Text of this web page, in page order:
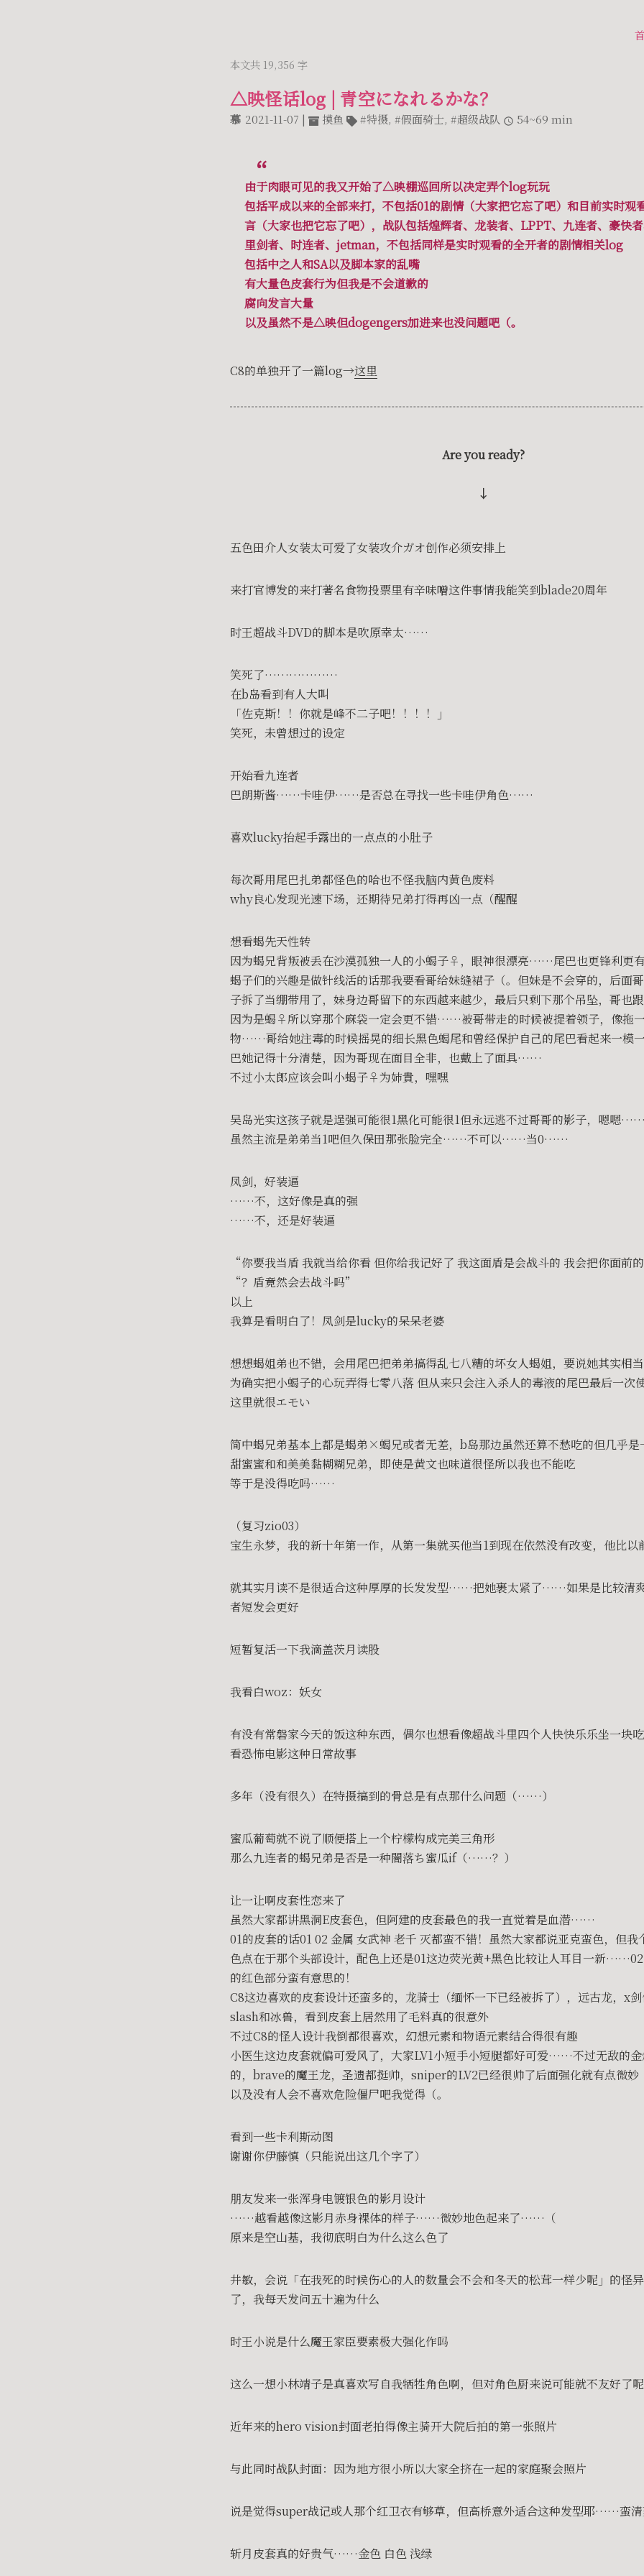
本文共 19,356 字
△映怪话log | 青空になれるかな？
慕 2021-11-07 摸鱼 特摄, 假面骑士, 超级战队 54~69 min
由于肉眼可见的我又开始了△映棚巡回所以决定弄个log玩玩
包括平成以来的全部来打，不包括01的剧情（大家把它忘了吧）和目前实时观
言（大家也把它忘了吧），战队包括煌辉者、龙装者、LPPT、九连者、豪快
里剑者、时连者、jetman，不包括同样是实时观看的全开者的剧情相关log
包括中之人和SA以及脚本家的乱嘴
有大量色皮套行为但我是不会道歉的
腐向发言大量
以及虽然不是△映但dogengers加进来也没问题吧（。
C8的单独开了一篇log→这里
Are you ready?
↓
五色田介人女装太可爱了女装攻介ガオ创作必须安排上
来打官博发的来打著名食物投票里有辛味噌这件事情我能笑到blade20周年
时王超战斗DVD的脚本是吹原幸太……
笑死了………………
在b岛看到有人大叫
「佐克斯！！你就是峰不二子吧！！！！」
笑死，未曾想过的设定
开始看九连者
巴朗斯酱……卡哇伊……是否总在寻找一些卡哇伊角色……
喜欢lucky抬起手露出的一点点的小肚子
每次哥用尾巴扎弟都怪色的哈也不怪我脑内黄色废料
why良心发现光速下场，还期待兄弟打得再凶一点（醒醒
想看蝎先天性转
因为蝎兄背叛被丢在沙漠孤独一人的小蝎子♀，眼神很漂亮……尾巴也更锋利更
蝎子们的兴趣是做针线活的话那我要看哥给妹缝裙子（。但妹是不会穿的，后面
子拆了当绷带用了，妹身边哥留下的东西越来越少，最后只剩下那个吊坠，哥也
因为是蝎♀所以穿那个麻袋一定会更不错……被哥带走的时候被提着领子，像拖
物……哥给她注毒的时候摇晃的细长黑色蝎尾和曾经保护自己的尾巴看起来一模
巴她记得十分清楚，因为哥现在面目全非，也戴上了面具……
不过小太郎应该会叫小蝎子♀为姉貴，嘿嘿
吴岛光实这孩子就是逞强可能很1黑化可能很1但永远逃不过哥哥的影子，嗯嗯
虽然主流是弟弟当1吧但久保田那张脸完全……不可以……当0……
凤剑，好装逼
……不，这好像是真的强
……不，还是好装逼
“你要我当盾 我就当给你看 但你给我记好了 我这面盾是会战斗的 我会把你面前
“？盾竟然会去战斗吗”
以上
我算是看明白了！凤剑是lucky的呆呆老婆
想想蝎姐弟也不错，会用尾巴把弟弟搞得乱七八糟的坏女人蝎姐，要说她其实相
为确实把小蝎子的心玩弄得七零八落 但从来只会注入杀人的毒液的尾巴最后一次
这里就很エモい
简中蝎兄弟基本上都是蝎弟×蝎兄或者无差，b岛那边虽然还算不愁吃的但几乎是
甜蜜蜜和和美美黏糊糊兄弟，即使是黄文也味道很怪所以我也不能吃
等于是没得吃吗……
（复习zio03）
宝生永梦，我的新十年第一作，从第一集就买他当1到现在依然没有改变，他比以
就其实月读不是很适合这种厚厚的长发发型……把她裹太紧了……如果是比较清
者短发会更好
短暂复活一下我滴盖茨月读股
我看白woz：妖女
有没有常磐家今天的饭这种东西，偶尔也想看像超战斗里四个人快快乐乐坐一块
看恐怖电影这种日常故事
多年（没有很久）在特摄搞到的骨总是有点那什么问题（……）
蜜瓜葡萄就不说了顺便搭上一个柠檬构成完美三角形
那么九连者的蝎兄弟是否是一种闇落ち蜜瓜if（……？）
让一让啊皮套性恋来了
虽然大家都讲黑洞E皮套色，但阿建的皮套最色的我一直觉着是血潜……
01的皮套的话01 02 金属 女武神 老千 灭都蛮不错！虽然大家都说亚克蛮色，但我
色点在于那个头部设计，配色上还是01这边荧光黄+黑色比较让人耳目一新
的红色部分蛮有意思的！
C8这边喜欢的皮套设计还蛮多的，龙骑士（缅怀一下已经被拆了），远古龙，x
slash和冰兽，看到皮套上居然用了毛料真的很意外
不过C8的怪人设计我倒都很喜欢，幻想元素和物语元素结合得很有趣
小医生这边皮套就偏可爱风了，大家LV1小短手小短腿都好可爱……不过无敌的
的，brave的魔王龙，圣遗都挺帅，sniper的LV2已经很帅了后面强化就有点微妙
以及没有人会不喜欢危险僵尸吧我觉得（。
看到一些卡利斯动图
谢谢你伊藤慎（只能说出这几个字了）
朋友发来一张浑身电镀银色的影月设计
……越看越像这影月赤身裸体的样子……微妙地色起来了……（
原来是空山基，我彻底明白为什么这么色了
井敏，会说「在我死的时候伤心的人的数量会不会和冬天的松茸一样少呢」的怪
了，我每天发问五十遍为什么
时王小说是什么魔王家臣要素极大强化作吗
这么一想小林靖子是真喜欢写自我牺牲角色啊，但对角色厨来说可能就不友好
近年来的hero vision封面老拍得像主骑开大院后拍的第一张照片
与此同时战队封面：因为地方很小所以大家全挤在一起的家庭聚会照片
说是觉得super战记或人那个红卫衣有够草，但高桥意外适合这种发型耶……蛮
斩月皮套真的好贵气……金色 白色 浅绿